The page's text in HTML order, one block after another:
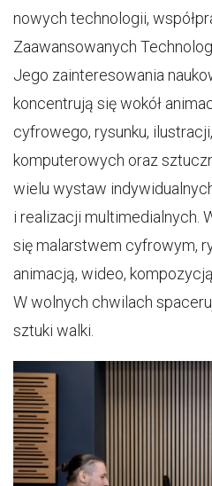
nowych technologii,
Zaawansowanych
Jego zainteresowania
koncentrują się wokół
cyfrowego, rysunku,
komputerowych oraz
wielu wystaw
i realizacji multimedialnych.
się malarstwem cyfrowym,
animacją, wideo,
W wolnych chwilach
sztuki walki.